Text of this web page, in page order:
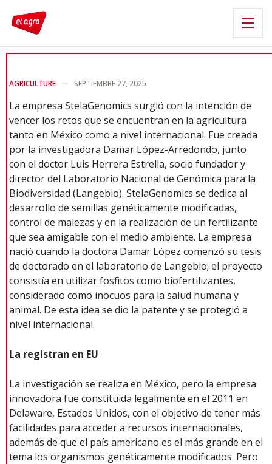
AGRICULTURE SEPTIEMBRE 27, 2025
La empresa StelaGenomics surgió con la intención de
vencer los retos que se encuentran en la agricultura
tanto en México como a nivel internacional. Fue creada
por la investigadora Damar López-Arredondo, junto
con el doctor Luis Herrera Estrella, socio fundador y
director del Laboratorio Nacional de Genómica para la
Biodiversidad (Langebio). StelaGenomics se dedica al
desarrollo de semillas genéticamente modificadas,
control de malezas y en la realización de un fertilizante
que sea amigable con el medio ambiente. La empresa
nació cuando la doctora Damar López comenzó su tesis
de doctorado en el laboratorio de Langebio; el proyecto
consistía en utilizar fosfitos como biofertilizantes,
considerado como inocuos para la salud humana y
animal. De esta idea se dio la patente y se protegió a
nivel internacional.
La registran en EU
La investigación se realiza en México, pero la empresa
innovadora fue constituida legalmente en el 2011 en
Delaware, Estados Unidos, con el objetivo de tener más
facilidades para acceder a recursos internacionales,
además de que el país americano es el más grande en el
tema los organismos genéticamente modificados. Pero